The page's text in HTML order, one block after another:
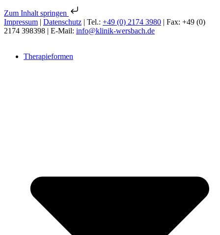
Zum Inhalt springen
Impressum | Datenschutz | Tel.: +49 (0) 2174 3980 | Fax: +49 (0)
2174 398398 | E-Mail: info@klinik-wersbach.de
Therapieformen